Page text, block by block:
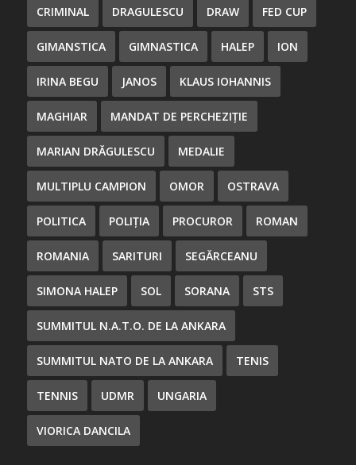
CRIMINAL DRAGULESCU DRAW FED CUP
GIMANSTICA GIMNASTICA HALEP ION
IRINA BEGU JANOS KLAUS IOHANNIS
MAGHIAR MANDAT DE PERCHEZIȚIE
MARIAN DRĂGULESCU MEDALIE
MULTIPLU CAMPION OMOR OSTRAVA
POLITICA POLIȚIA PROCUROR ROMAN
ROMANIA SARITURI SEGĂRCEANU
SIMONA HALEP SOL SORANA STS
SUMMITUL N.A.T.O. DE LA ANKARA
SUMMITUL NATO DE LA ANKARA TENIS
TENNIS UDMR UNGARIA
VIORICA DANCILA